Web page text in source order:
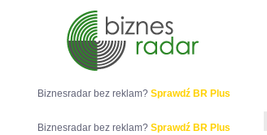
Biznesradar bez reklam? Sprawdź BR Plus
Biznesradar bez reklam? Sprawdź BR Plus